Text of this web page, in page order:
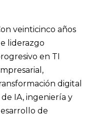
veinticinco años
liderazgo
en TI
digital
de IA, ingeniería y
de